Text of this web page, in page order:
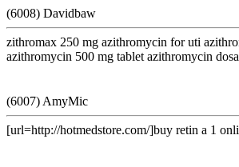
(6008) Davidbaw
zithromax 250 mg azithromycin for uti
azithromycin 500 mg tablet azithromycin
(6007) AmyMic
[url=http://hotmedstore.com/]buy retin a 1